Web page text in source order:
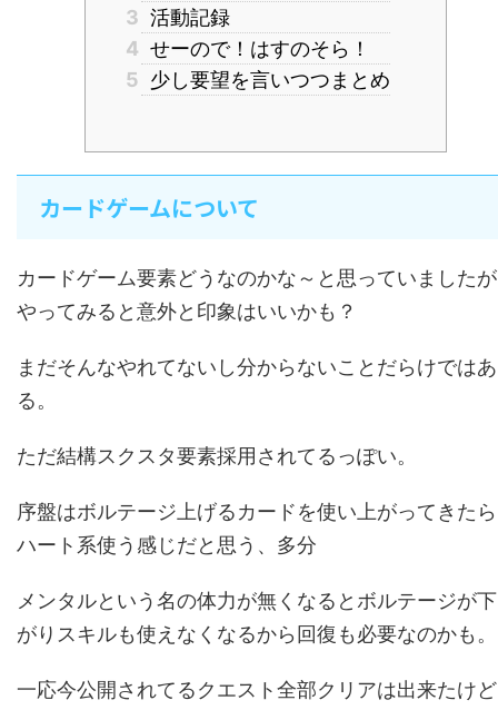
3 活動記録
4 せーので！はすのそら！
5 少し要望を言いつつまとめ
カードゲームについて
カードゲーム要素どうなのかな～と思っていましたが
やってみると意外と印象はいいかも？
まだそんなやれてないし分からないことだらけではあ
る。
ただ結構スクスタ要素採用されてるっぽい。
序盤はボルテージ上げるカードを使い上がってきたら
ハート系使う感じだと思う、多分
メンタルという名の体力が無くなるとボルテージが下
がりスキルも使えなくなるから回復も必要なのかも。
一応今公開されてるクエスト全部クリアは出来たけど